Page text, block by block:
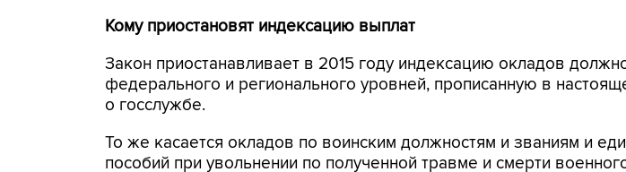
Кому приостановят индексацию выплат
Закон приостанавливает в 2015 году индексацию окладов
федерального и регионального уровней, прописанную в
о госслужбе.
То же касается окладов по воинским должностям и званиям и
пособий при увольнении по полученной травме и смерти